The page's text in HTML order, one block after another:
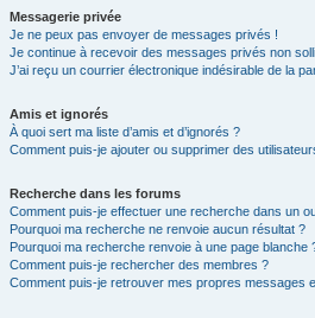
Messagerie privée
Je ne peux pas envoyer de messages privés !
Je continue à recevoir des messages privés non
J’ai reçu un courrier électronique indésirable de la
Amis et ignorés
À quoi sert ma liste d’amis et d’ignorés ?
Comment puis-je ajouter ou supprimer des
Recherche dans les forums
Comment puis-je effectuer une recherche dans un
Pourquoi ma recherche ne renvoie aucun résultat ?
Pourquoi ma recherche renvoie à une page blanche
Comment puis-je rechercher des membres ?
Comment puis-je retrouver mes propres messages